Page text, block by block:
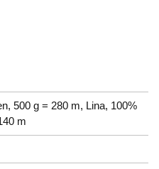
500 g = 280 m, Lina, 100%
m